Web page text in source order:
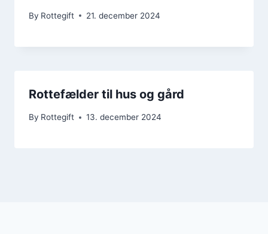
By Rottegift 21. december 2024
Rottefælder til hus og gård
By Rottegift 13. december 2024